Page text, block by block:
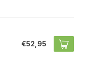
€52,95